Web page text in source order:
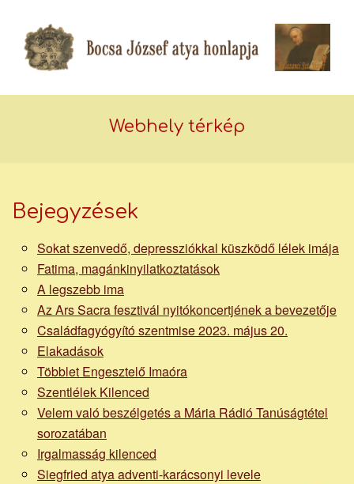
content
Bocsa
piarista
atya
honlapja
Webhely térkép
Bejegyzések
Sokat szenvedő, depressziókkal küszködő lélek imája
Fatima, magánkinyilatkoztatások
A legszebb ima
Az Ars Sacra fesztivál nyitókoncertjének a bevezetője
Családfagyógyító szentmise 2023. május 20.
Elakadások
Többlet Engesztelő Imaóra
Szentlélek Kilenced
Velem való beszélgetés a Mária Rádió Tanúságtétel
sorozatában
Irgalmasság kilenced
Siegfried atya adventi-karácsonyi levele